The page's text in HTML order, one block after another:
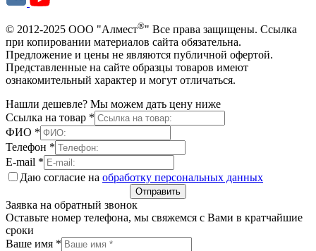
© 2012-2025 ООО "Алмест®" Все права защищены. Ссылка
при копировании материалов сайта обязательна.
Предложение и цены не являются публичной офертой.
Представленные на сайте образцы товаров имеют
ознакомительный характер и могут отличаться.
Нашли дешевле? Мы можем дать цену ниже
Ссылка на товар *
ФИО *
Телефон *
E-mail *
Даю согласие на обработку персональных данных
Отправить
Заявка на обратный звонок
Оставьте номер телефона, мы свяжемся с Вами в кратчайшие
сроки
Ваше имя *